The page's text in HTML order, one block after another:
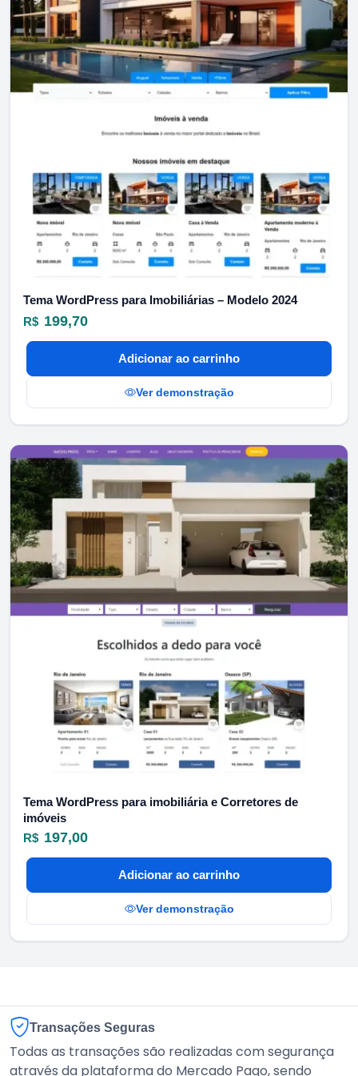
Tema WordPress para Imobiliárias – Modelo 2024
R$ 199,70
Adicionar ao carrinho
Ver demonstração
Tema WordPress para imobiliária e Corretores de
imóveis
R$ 197,00
Adicionar ao carrinho
Ver demonstração
Transações Seguras
Todas as transações são realizadas com segurança
através da plataforma do Mercado Pago, sendo